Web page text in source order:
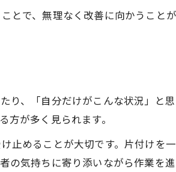
視すべき対応とサービス
とで、無理なく改善に向かうこと
り、「自分だけがこんな状況」と
が多く見られます。
めることが大切です。片付けを
気持ちに寄り添いながら作業を